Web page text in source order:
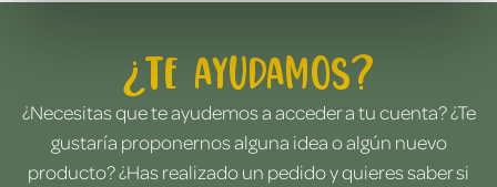
¿Te ayudamos?
¿Necesitas que te ayudemos a acceder a tu cuenta? ¿Te
gustaría proponernos alguna idea o algún nuevo
producto? ¿Has realizado un pedido y quieres saber si